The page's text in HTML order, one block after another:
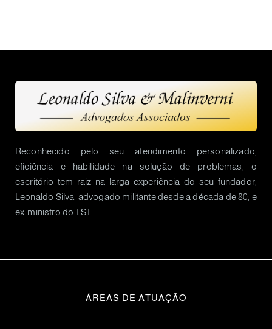
Reconhecido pelo seu atendimento personalizado,
eficiência e habilidade na solução de problemas, o
escritório tem raiz na larga experiência do seu fundador,
Leonaldo Silva, advogado militante desde a década de 80, e
ex-ministro do TST.
ÁREAS DE ATUAÇÃO